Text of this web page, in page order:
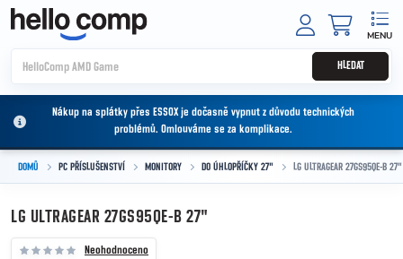
Přejít na obsah
HLEDAT
Nákup na splátky přes ESSOX je dočasně vypnut z důvodu technických
problémů. Omlouváme se za komplikace.
DOMŮ PC PŘÍSLUŠENSTVÍ MONITORY DO ÚHLOPŘÍČKY 27" LG ULTRAGEAR 27GS95QE-B 27"
LG ULTRAGEAR 27GS95QE-B 27"
Neohodnoceno